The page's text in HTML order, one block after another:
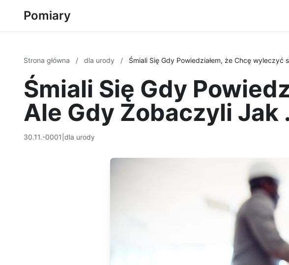
Pomiary
Strona główna / dla urody / Śmiali Się Gdy Powiedziałem, że Chcę wyleczyć
Śmiali Się Gdy
Ale Gdy Zobaczyli Jak
30.11.-0001 dla urody